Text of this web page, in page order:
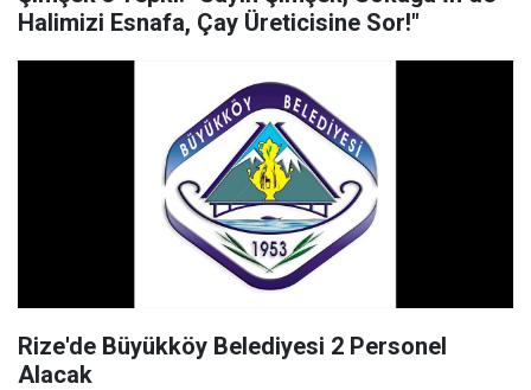
Halimizi Esnafa, Çay Üreticisine Sor!"
Rize'de Büyükköy Belediyesi 2 Personel
Alacak